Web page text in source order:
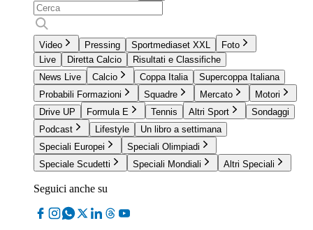
Video Pressing Sportmediaset XXL
Foto
Live
Diretta Calcio
Risultati e Classifiche
News Live
Calcio Coppa Italia
Supercoppa Italiana
Probabili Formazioni
Squadre Mercato
Motori
Drive UP
Formula E Tennis Altri Sport
Sondaggi
Podcast
Lifestyle
Un libro a settimana
Speciali Europei
Speciali Olimpiadi
Speciale Scudetti
Speciali Mondiali Altri Speciali
Seguici anche su